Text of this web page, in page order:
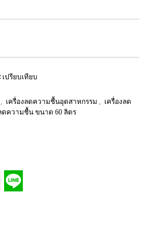
เปรียบเทียบ
, เครื่องลดความชื้นอุตสาหกรรม , เครื่องลด
ดความชื้น ขนาด 60 ลิตร